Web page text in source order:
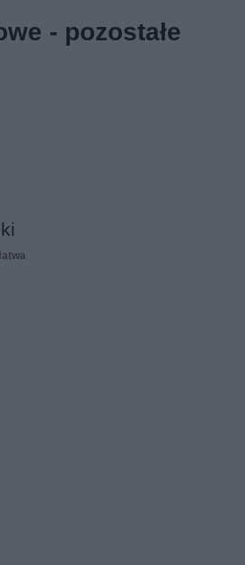
- pozostałe